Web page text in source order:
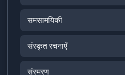
समसामयिकी
संस्कृत रचनाएँ
संस्मरण